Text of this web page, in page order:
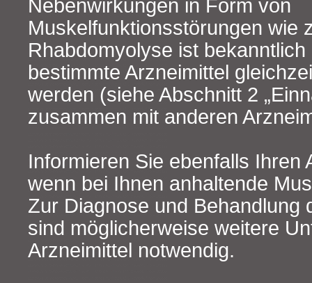
Nebenwirkungen in Form von
Muskelfunktionsstörungen wie
Rhabdomyolyse ist
bestimmte Arzneimittel
werden (siehe Abschnitt 2
zusammen mit anderen
Informieren Sie ebenfalls Ihren
wenn bei Ihnen anhaltende
Zur Diagnose und Behandlung
sind möglicherweise weitere
Arzneimittel notwendig.